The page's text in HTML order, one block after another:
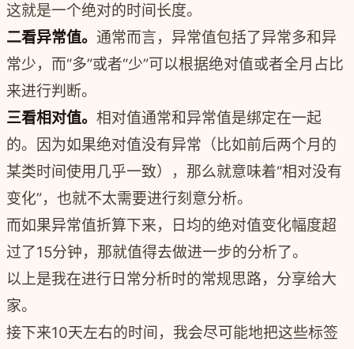
这就是一个绝对的时间长度。
二看异常值。 通常而言，异常值包括了异常多和异
常少，而“多”或者“少”可以根据绝对值或者全月占比
来进行判断。
三看相对值。 相对值通常和异常值是绑定在一起
的。因为如果绝对值没有异常（比如前后两个月的
某类时间使用几乎一致），那么就意味着“相对没有
变化”，也就不太需要进行刻意分析。
而如果异常值折算下来，日均的绝对值变化幅度超
过了15分钟，那就值得去做进一步的分析了。
以上是我在进行日常分析时的常规思路，分享给大
家。
接下来10天左右的时间，我会尽可能地把这些标签